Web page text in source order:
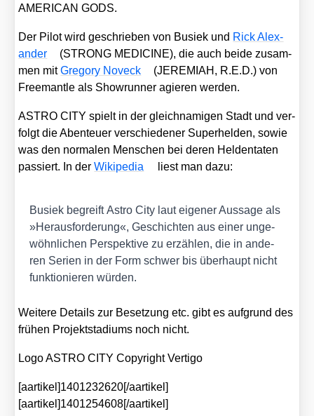
AMERICAN GODS.
Der Pilot wird geschrie­ben von Busiek und Rick Alex­
an­der
(STRONG MEDICINE), die auch bei­de zusam­
men mitGre­go­ry Noveck
(JEREMIAH, R.E.D.) von
Free­mant­le als Show­run­ner agie­ren wer­den.
ASTRO CITY spielt in der gleich­na­mi­gen Stadt und ver­
folgt die Aben­teu­er ver­schie­de­ner Super­hel­den, sowie
was den nor­ma­len Men­schen bei deren Hel­den­ta­ten
pas­siert. In derWiki­pe­dia liest man dazu:
Busiek begreiftAstro City laut eige­ner Aus­sa­ge als
»Her­aus­for­de­rung«, Geschich­ten aus einer unge­
wöhn­li­chen Per­spek­ti­ve zu erzäh­len, die in ande­
ren Seri­en in der Form schwer bis über­haupt nicht
funk­tio­nie­ren wür­den.
Wei­te­re Details zur Beset­zung etc. gibt es auf­grund des
frü­hen Pro­jekt­sta­di­ums noch nicht.
Logo ASTRO CITY Copy­right Ver­ti­go
[aartikel]1401232620[/aartikel]
[aartikel]1401254608[/aartikel]